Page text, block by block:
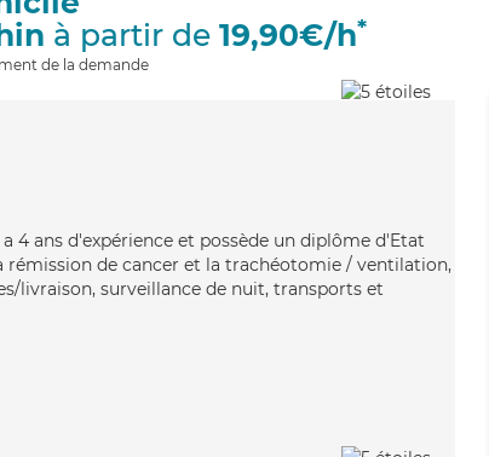
à partir de 19,90€/h*
de la demande
4 ans d'expérience et possède un diplôme d'Etat
rémission de cancer et la trachéotomie / ventilation,
livraison, surveillance de nuit, transports et